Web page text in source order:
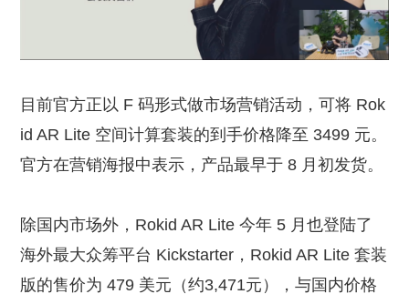
目前官方正以 F 码形式做市场营销活动，可将 Rok
id AR Lite 空间计算套装的到手价格降至 3499 元。
官方在营销海报中表示，产品最早于 8 月初发货。
除国内市场外，Rokid AR Lite 今年 5 月也登陆了
海外最大众筹平台 Kickstarter，Rokid AR Lite 套装
版的售价为 479 美元（约3,471元），与国内价格